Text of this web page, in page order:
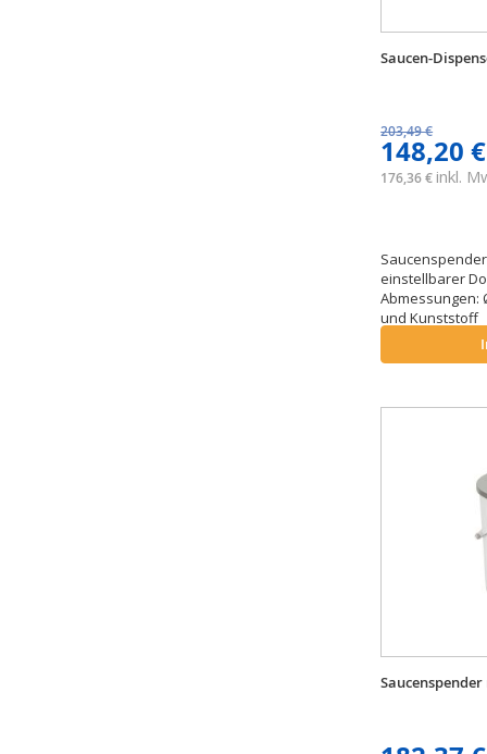
Saucen-
203,49 €
148,20 €
176,36 € inkl.
einstellbarer
Abmessungen:
und Kunststoff
Saucenspender